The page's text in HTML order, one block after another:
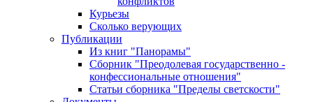
Курьезы
Сколько верующих
Публикации
Из книг "Панорамы"
Сборник "Преодолевая государственно -
конфессиональные отношения"
Статьи сборника "Пределы светскости"